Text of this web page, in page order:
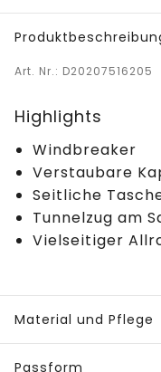
Art. Nr.: D20207516205
Highlights
Windbreaker
Verstaubare
Seitliche
Tunnelzug am
Vielseitiger
Material und Pflege
Passform